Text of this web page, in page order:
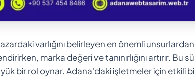
varlığını belirleyen en önemli
marka değeri ve tanınırlığını artırır. Bu
bir rol oynar. Adana'daki işletmeler için etkili